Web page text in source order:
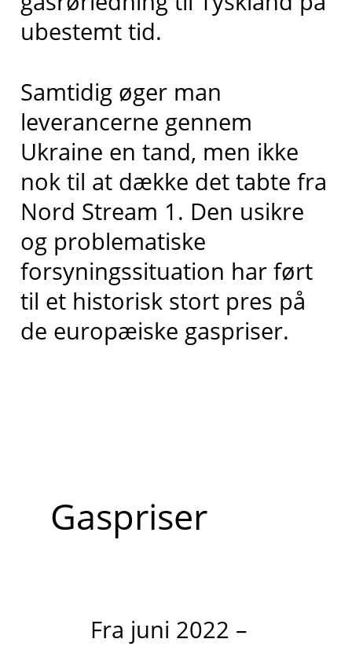
ubestemt tid.
Samtidig øger man
leverancerne gennem
Ukraine en tand, men ikke
nok til at dække det tabte fra
Nord Stream 1. Den usikre
og problematiske
forsyningssituation har ført
til et historisk stort pres på
de europæiske gaspriser.
Gaspriser
Fra juni 2022 –